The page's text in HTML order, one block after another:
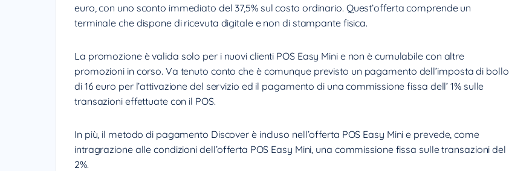
euro, con uno sconto immediato del 37,5% sul costo ordinario. Quest’offerta comprende un
terminale che dispone di ricevuta digitale e non di stampante fisica.
La promozione è valida solo per i nuovi clienti POS Easy Mini e non è cumulabile con altre
promozioni in corso. Va tenuto conto che è comunque previsto un pagamento dell’imposta di bollo
di 16 euro per l’attivazione del servizio ed il pagamento di una commissione fissa dell’ 1% sulle
transazioni effettuate con il POS.
In più, il metodo di pagamento Discover è incluso nell’offerta POS Easy Mini e prevede, come
intragrazione alle condizioni dell’offerta POS Easy Mini, una commissione fissa sulle transazioni del
2%.